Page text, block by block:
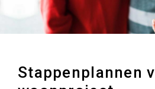
Stappenplannen